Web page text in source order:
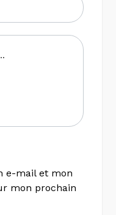
e-mail et mon
mon prochain